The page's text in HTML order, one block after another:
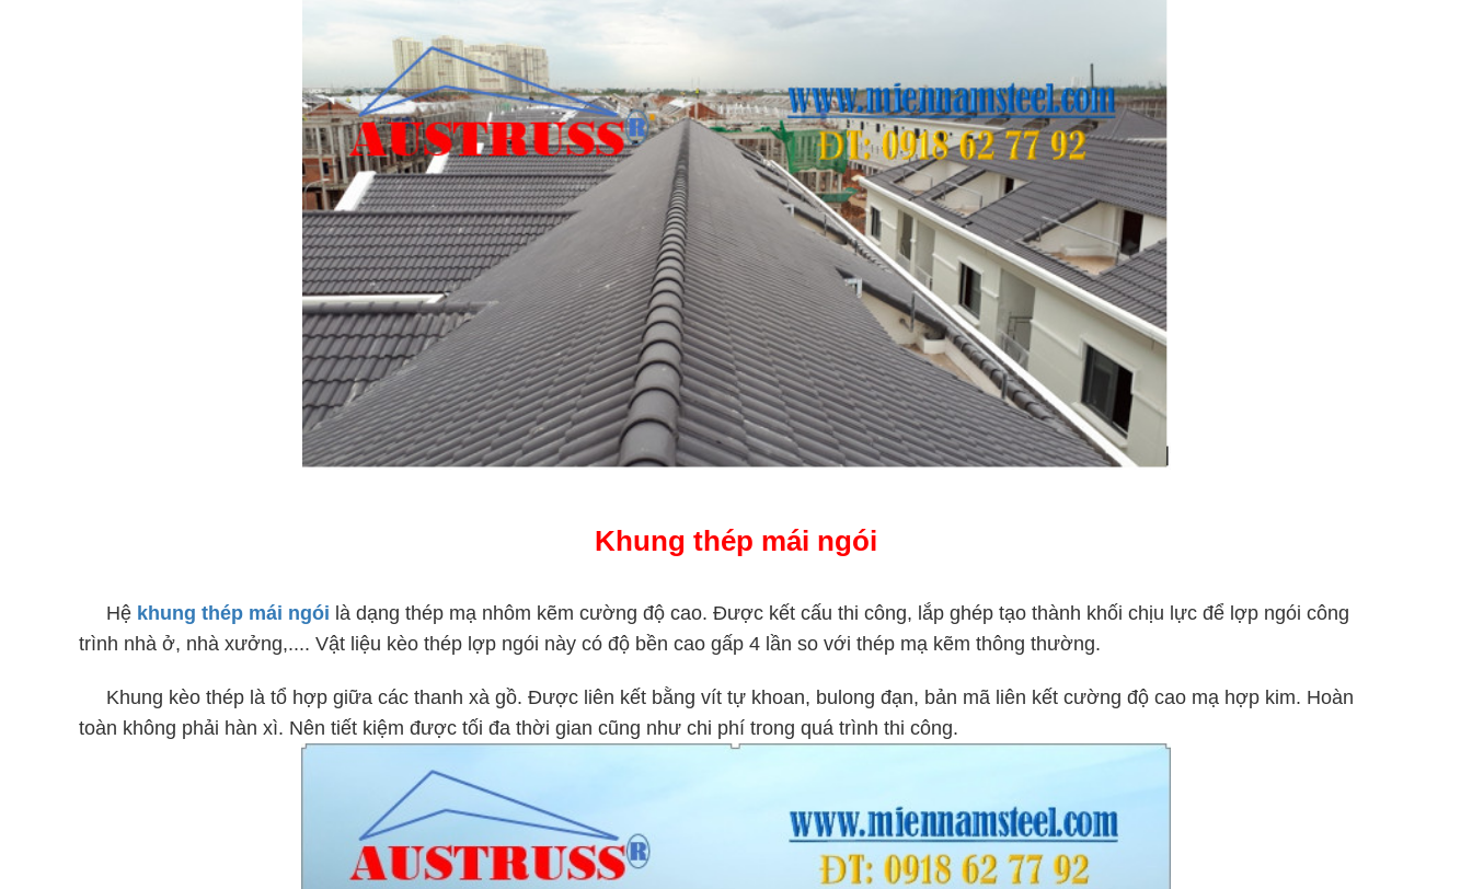
Khung thép mái ngói
Hệ khung thép mái ngói là dạng thép mạ nhôm kẽm cường độ cao. Được kết cấu thi công, lắp ghép tạo thành khối chịu lực để lợp ngói công
trình nhà ở, nhà xưởng,.... Vật liệu kèo thép lợp ngói này có độ bền cao gấp 4 lần so với thép mạ kẽm thông thường.
Khung kèo thép là tổ hợp giữa các thanh xà gồ. Được liên kết bằng vít tự khoan, bulong đạn, bản mã liên kết cường độ cao mạ hợp kim. Hoàn
toàn không phải hàn xì. Nên tiết kiệm được tối đa thời gian cũng như chi phí trong quá trình thi công.